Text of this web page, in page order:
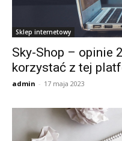
Sklep internetowy
Sky-Shop – opinie
korzystać z tej
admin - 17 maja 2023